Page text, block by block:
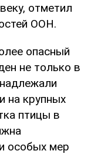
отметил
ООН.
опасный
не только в
на крупных
птицы в
особых мер